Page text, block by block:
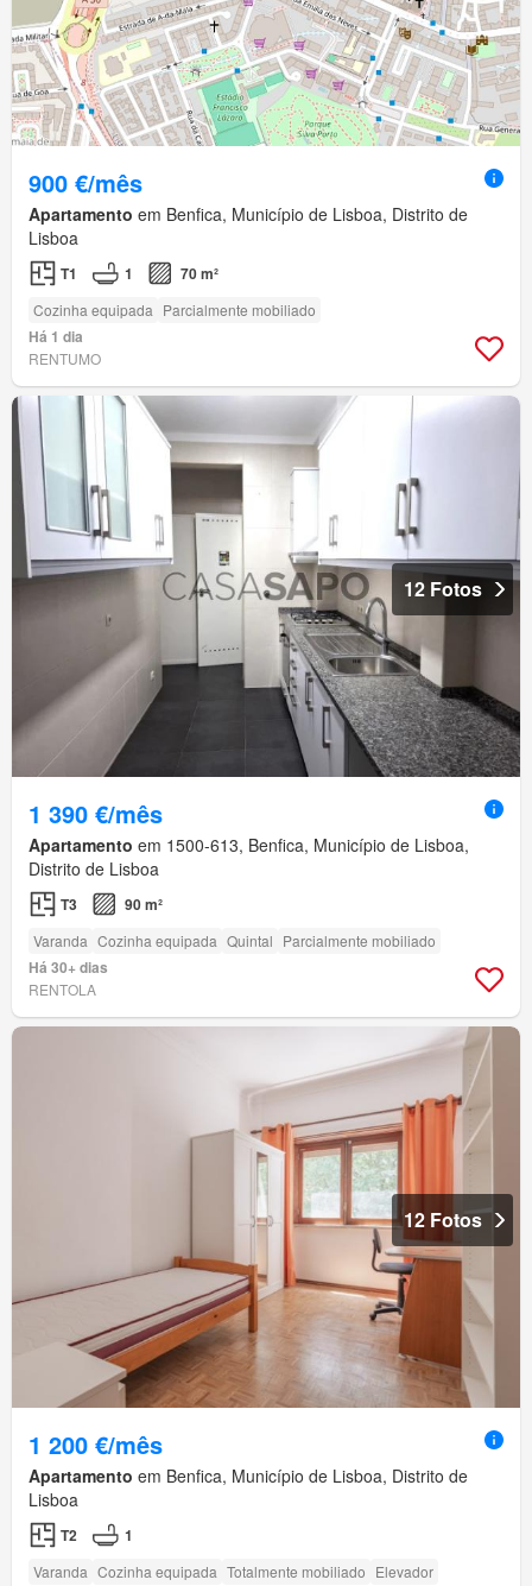
900 €/mês
Apartamento em Benfica, Município de Lisboa, Distrito de
Lisboa
T1 1 70 m²
Cozinha equipada Parcialmente mobiliado
Há 1 dia
RENTUMO
12 Fotos
1 390 €/mês
Apartamento em 1500-613, Benfica, Município de Lisboa,
Distrito de Lisboa
T3 90 m²
Varanda Cozinha equipada Quintal Parcialmente mobiliado
Há 30+ dias
RENTOLA
12 Fotos
1 200 €/mês
Apartamento em Benfica, Município de Lisboa, Distrito de
Lisboa
T2 1
Varanda Cozinha equipada Totalmente mobiliado Elevador